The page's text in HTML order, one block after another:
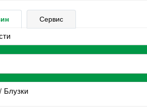
Сервис
Блузки